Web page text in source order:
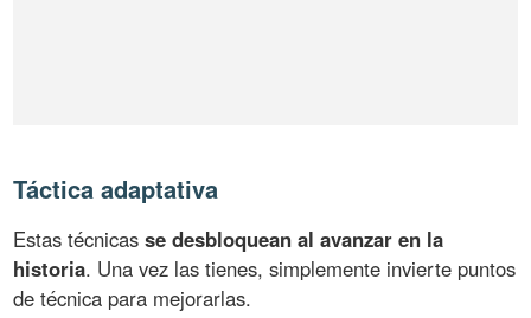
Táctica adaptativa
Estas técnicasse desbloquean al avanzar en la
historia. Una vez las tienes, simplemente invierte puntos
de técnica para mejorarlas.